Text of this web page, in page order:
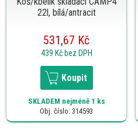
22l, bílá/antracit
531,67 Kč
439 Kč bez DPH
Koupit
SKLADEM nejméně 1 ks
Obj. číslo: 314593